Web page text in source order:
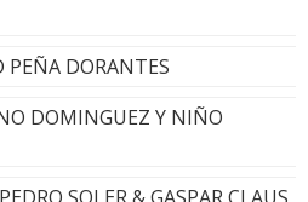
DORANTES
DOMINGUEZ Y NIÑO